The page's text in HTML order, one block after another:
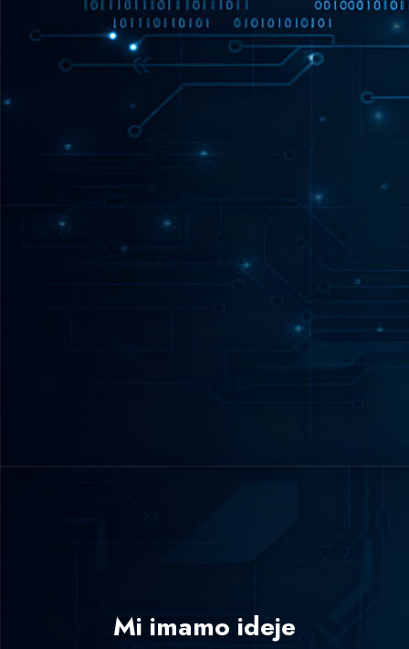
Mi imamo ideje